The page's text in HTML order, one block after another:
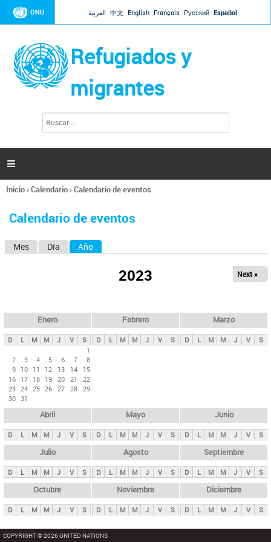
Jump to navigation
ONU العربية 中文 English Français Русский Español
Refugiados y
migrantes
l
d
s

Se
usted
Inicio›Calendario›Calendario de eventos
Calendario de eventos
s
p
n
c
i
p
l
e
s
Mes Día Año
2023 Next »
Enero
D L M M J V
S
1
2
3 4 5 6 7
8
9 10 11 12 13 14
15
16 17 18 19 20 21
22
23 24 25 26 27 28 29
30 31
Febrero
D L M M J V S
Marzo
D L M M J V S
Abril
D L M M J V S
Mayo
D L M M J V S
Junio
D L M M J V S
Julio
D L M M J V S
Agosto
D L M M J V S
Septiembre
D L M M J V S
Octubre
D L M M J V S
Noviembre
D L M M J V S
Diciembre
D L M M J V S
COPYRIGHT © 2026 UNITED NATIONS